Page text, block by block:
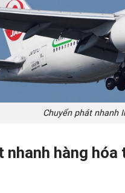
Chuyển phát nhanh
nhanh hàng